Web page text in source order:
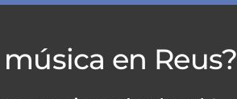
en Reus?